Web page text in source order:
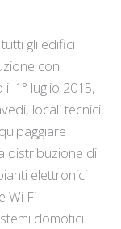
gli edifici
con
1° luglio 2015,
locali tecnici,
distribuzione di
elettronici
Wi Fi
domotici.